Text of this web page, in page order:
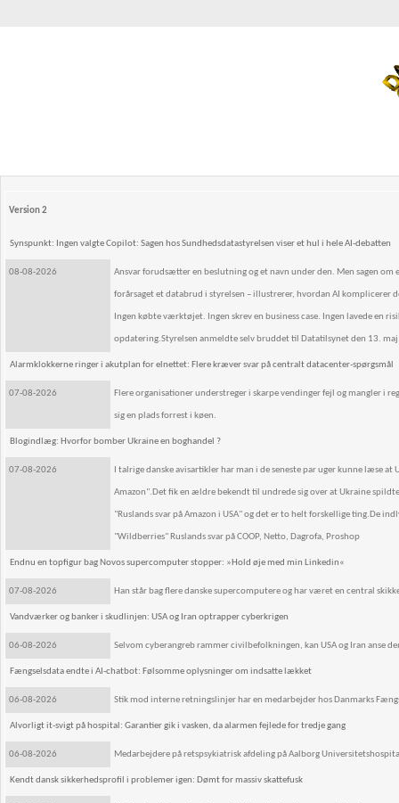
Version 2
Synspunkt: Ingen valgte Copilot: Sagen hos Sundhedsdatastyrelsen viser et hul i hele AI-debatten
08-08-2026 Ansvar forudsætter en beslutning og et navn under den. Men sagen
forårsaget et databrud i styrelsen – illustrerer, hvordan AI
Ingen købte værktøjet. Ingen skrev en business case. Ingen lavede en
opdatering.Styrelsen anmeldte selv bruddet til Datatilsynet den 13.
Alarmklokkerne ringer i akutplan for elnettet: Flere kræver svar på centralt datacenter-spørgsmål
07-08-2026 Flere organisationer understreger i skarpe vendinger fejl og mangler i
sig en plads forrest i køen.
Blogindlæg: Hvorfor bomber Ukraine en boghandel ?
07-08-2026 I talrige danske avisartikler har man i de seneste par uger kunne læse
Amazon".Det fik en ældre bekendt til undrede sig over at Ukraine
"Ruslands svar på Amazon i USA" og det er to helt forskellige ting.De
"Wildberries" Ruslands svar på COOP, Netto, Dagrofa, Proshop
Endnu en topfigur bag Novos supercomputer stopper: »Hold øje med min Linkedin«
07-08-2026 Han står bag flere danske supercomputere og har været en central
Vandværker og banker i skudlinjen: USA og Iran optrapper cyberkrigen
06-08-2026 Selvom cyberangreb rammer civilbefolkningen, kan USA og Iran anse
Fængselsdata endte i AI-chatbot: Følsomme oplysninger om indsatte lækket
06-08-2026 Stik mod interne retningslinjer har en medarbejder hos Danmarks
Alvorligt it-svigt på hospital: Garantier gik i vasken, da alarmen fejlede for tredje gang
06-08-2026 Medarbejdere på retspsykiatrisk afdeling på Aalborg
Kendt dansk sikkerhedsprofil i problemer igen: Dømt for massiv skattefusk